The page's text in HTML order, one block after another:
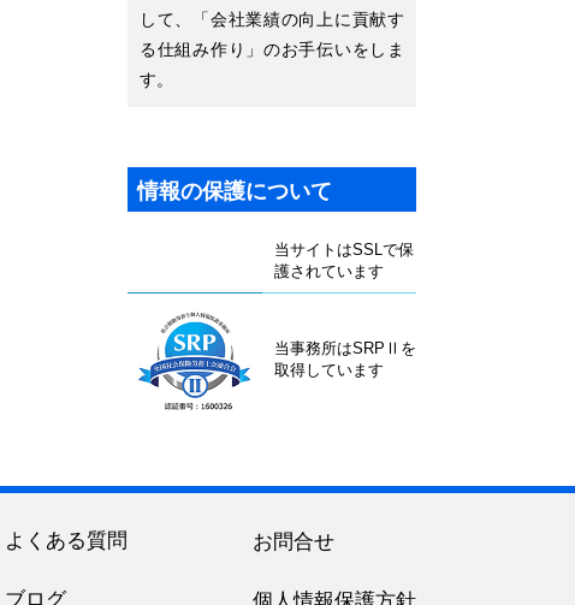
して、「会社業績の向上に貢献す
る仕組み作り」のお手伝いをしま
す。
情報の保護について
当サイトはSSLで保
護されています
当事務所はSRPⅡを
取得しています
よくある質問
ブログ
お問合せ